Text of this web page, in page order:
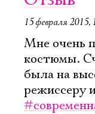
15 февраля 2015,
Мне очень
костюмы.
была на
режиссеру